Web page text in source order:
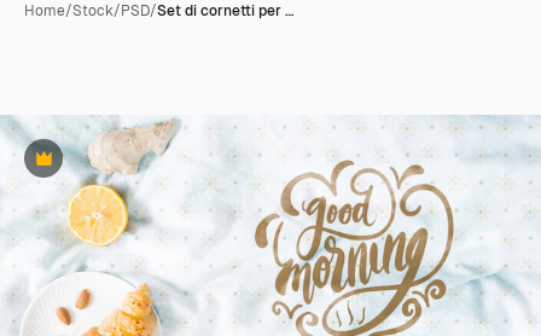
Home/Stock/PSD/Set di cornetti per …
Premium